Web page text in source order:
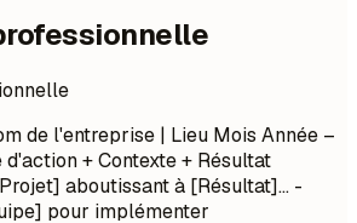
de l'entreprise | Lieu Mois Année –
d'action + Contexte + Résultat
aboutissant à [Résultat]... -
pour implémenter